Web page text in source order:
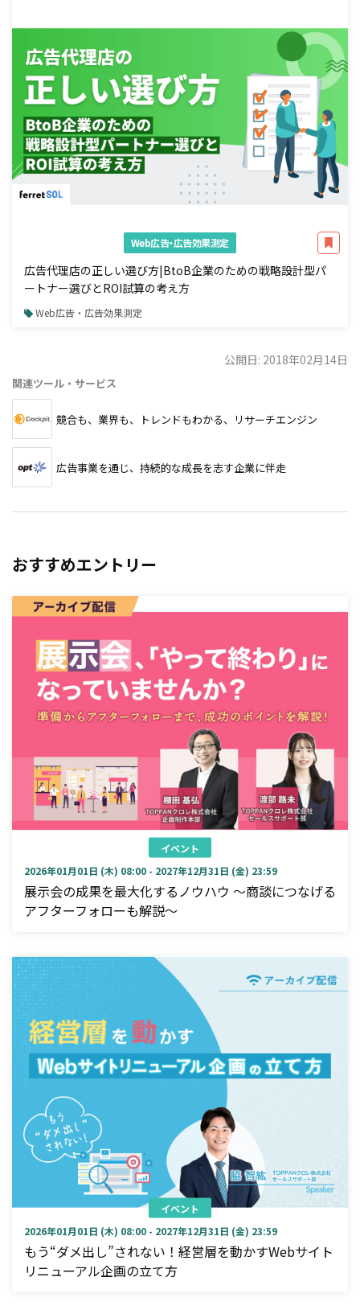
Web広告・広告効果測定
広告代理店の正しい選び方|BtoB企業のための戦略設計型パ
ートナー選びとROI試算の考え方
Web広告・広告効果測定
公開日: 2018年02月14日
関連ツール・サービス
競合も、業界も、トレンドもわかる、リサーチエンジン
広告事業を通じ、持続的な成長を志す企業に伴走
おすすめエントリー
イベント
2026年01月01日 (木) 08:00 - 2027年12月31日 (金) 23:59
展示会の成果を最大化するノウハウ ～商談につなげる
アフターフォローも解説～
イベント
2026年01月01日 (木) 08:00 - 2027年12月31日 (金) 23:59
もう“ダメ出し”されない！経営層を動かすWebサイト
リニューアル企画の立て方